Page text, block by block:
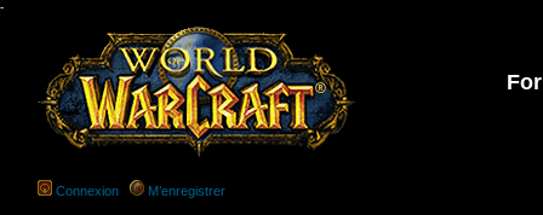
-
Connexion M’enregistrer